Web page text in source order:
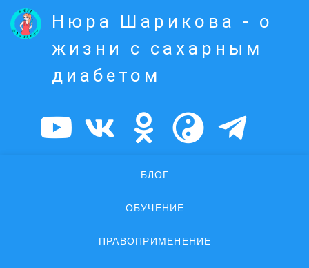
Нюра Шарикова - о
жизни с сахарным
диабетом
БЛОГ
ОБУЧЕНИЕ
ПРАВОПРИМЕНЕНИЕ